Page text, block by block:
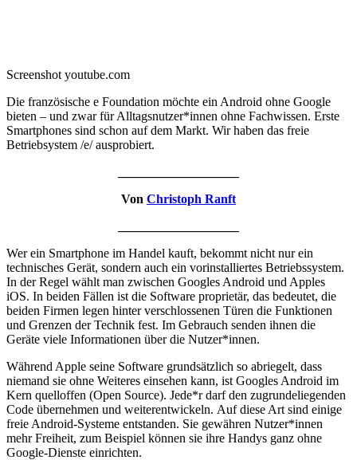
Screenshot youtube.com
Die französische e Foundation möchte ein Android ohne Google
bieten – und zwar für Alltagsnutzer*innen ohne Fachwissen. Erste
Smartphones sind schon auf dem Markt. Wir haben das freie
Betriebsystem /e/ ausprobiert.
Von Christoph Ranft
Wer ein Smartphone im Handel kauft, bekommt nicht nur ein
technisches Gerät, sondern auch ein vorinstalliertes Betriebssystem.
In der Regel wählt man zwischen Googles Android und Apples
iOS. In beiden Fällen ist die Software proprietär, das bedeutet, die
beiden Firmen legen hinter verschlossenen Türen die Funktionen
und Grenzen der Technik fest. Im Gebrauch senden ihnen die
Geräte viele Informationen über die Nutzer*innen.
Während Apple seine Software grundsätzlich so abriegelt, dass
niemand sie ohne Weiteres einsehen kann, ist Googles Android im
Kern quelloffen (Open Source). Jede*r darf den zugrundeliegenden
Code übernehmen und weiterentwickeln. Auf diese Art sind einige
freie Android-Systeme entstanden. Sie gewähren Nutzer*innen
mehr Freiheit, zum Beispiel können sie ihre Handys ganz ohne
Google-Dienste einrichten.